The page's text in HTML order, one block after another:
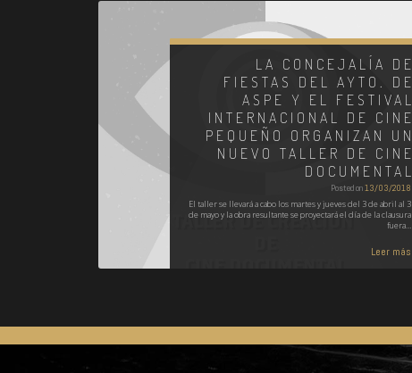
LA CONCEJALÍA DE
FIESTAS DEL AYTO. DE
ASPE Y EL FESTIVAL
INTERNACIONAL DE CINE
PEQUEÑO ORGANIZAN UN
NUEVO TALLER DE CINE
DOCUMENTAL
Posted on13/03/2018
El taller se llevará a cabo los martes y jueves del 3 de abril al 3
de mayo y la obra resultante se proyectará el día de la clausura
fuera…
Leer más